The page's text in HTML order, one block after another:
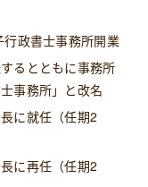
政書士事務所開業
るとともに事務所
事務所」と改名
に就任（任期2
に再任（任期2